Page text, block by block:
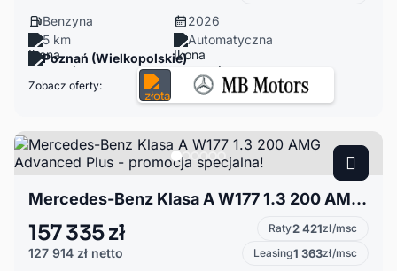
Benzyna
2026
5 km
Automatyczna
Poznań (Wielkopolskie)
Zobacz oferty:
Mercedes-Benz Klasa A W177 1.3 200 AMG Advanced Plus - promocja specjalna!
157 335 zł
127 914 zł netto
Raty2 421zł/msc
Leasing1 363zł/msc